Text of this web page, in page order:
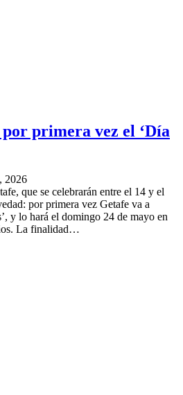
primera vez el ‘Día
2026
que se celebrarán entre el 14 y el
por primera vez Getafe va a
y lo hará el domingo 24 de mayo en
La finalidad…